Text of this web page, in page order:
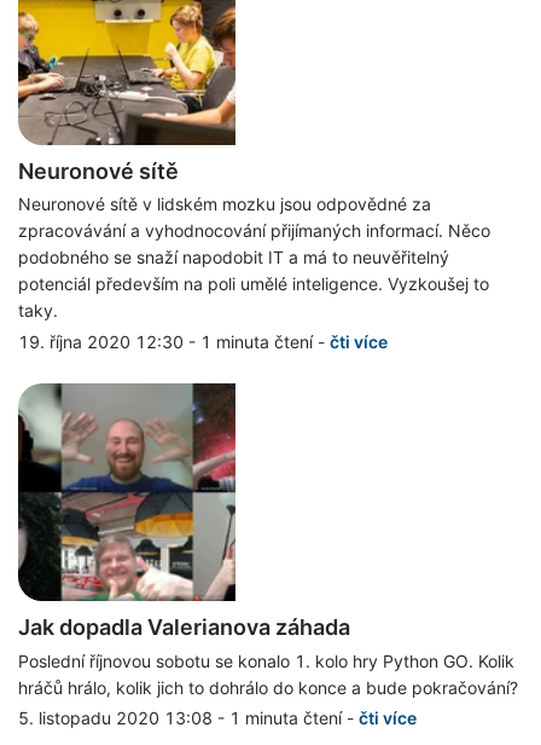
Neuronové sítě
Neuronové sítě v lidském mozku jsou odpovědné za
zpracovávání a vyhodnocování přijímaných informací. Něco
podobného se snaží napodobit IT a má to neuvěřitelný
potenciál především na poli umělé inteligence. Vyzkoušej to
taky.
19. října 2020 12:30 - 1 minuta čtení- čti více
Jak dopadla Valerianova záhada
Poslední říjnovou sobotu se konalo 1. kolo hry Python GO. Kolik
hráčů hrálo, kolik jich to dohrálo do konce a bude pokračování?
5. listopadu 2020 13:08 - 1 minuta čtení- čti více